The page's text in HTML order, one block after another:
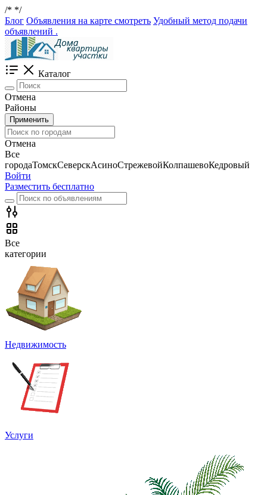
/* */
Блог Объявления на карте смотреть Удобный метод подачи
объявлений .
Каталог
Отмена
Районы
Применить
Отмена
Все
городаТомскСеверскАсиноСтрежевойКолпашевоКедровый
Войти
Разместить бесплатно
Все
категории
Недвижимость
Услуги